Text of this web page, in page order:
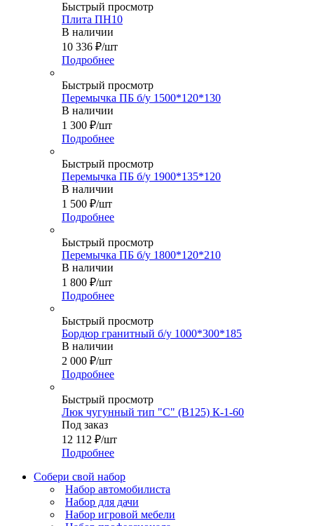
Быстрый просмотр
Плита ПН10
В наличии
10 336 ₽/шт
Подробнее
Быстрый просмотр
Перемычка ПБ б/у 1500*120*130
В наличии
1 300 ₽/шт
Подробнее
Быстрый просмотр
Перемычка ПБ б/у 1900*135*120
В наличии
1 500 ₽/шт
Подробнее
Быстрый просмотр
Перемычка ПБ б/у 1800*120*210
В наличии
1 800 ₽/шт
Подробнее
Быстрый просмотр
Бордюр гранитный б/у 1000*300*185
В наличии
2 000 ₽/шт
Подробнее
Быстрый просмотр
Люк чугунный тип "C" (В125) К-1-60
Под заказ
12 112 ₽/шт
Подробнее
Собери свой набор
Набор автомобилиста
Набор для дачи
Набор игровой мебели